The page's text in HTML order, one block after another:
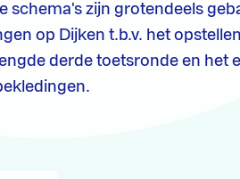
schema's zijn grotendeels
op Dijken t.b.v. het
derde toetsronde en het